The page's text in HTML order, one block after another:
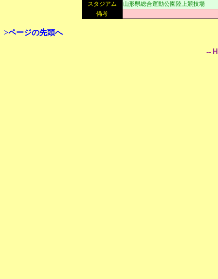
スタジアム
山形県総合運動公園陸上競技場
備考
>ページの先頭へ
--